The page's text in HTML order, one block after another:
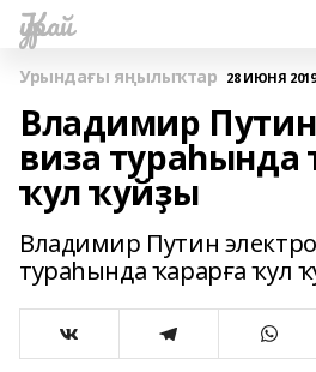
Ҡурай
Урындағы яңылыҡтар 28 ИЮНЯ
Владимир
виза тураһында
ҡул ҡуйҙы
Владимир Путин
тураһында ҡарарға ҡул